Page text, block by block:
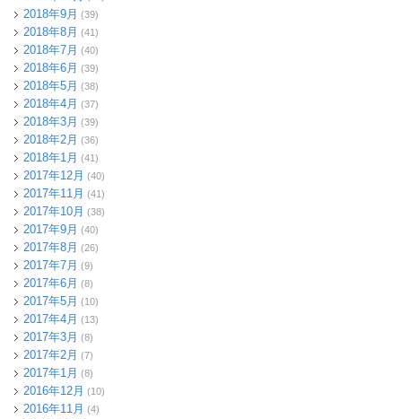
2018年9月 (39)
2018年8月 (41)
2018年7月 (40)
2018年6月 (39)
2018年5月 (38)
2018年4月 (37)
2018年3月 (39)
2018年2月 (36)
2018年1月 (41)
2017年12月 (40)
2017年11月 (41)
2017年10月 (38)
2017年9月 (40)
2017年8月 (26)
2017年7月 (9)
2017年6月 (8)
2017年5月 (10)
2017年4月 (13)
2017年3月 (8)
2017年2月 (7)
2017年1月 (8)
2016年12月 (10)
2016年11月 (4)